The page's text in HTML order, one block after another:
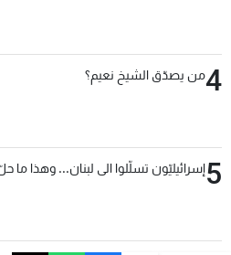
4من يصدّق الشيخ نعيم؟
5إسرائيليّون تسلّلوا الى لبنان... وهذا ما